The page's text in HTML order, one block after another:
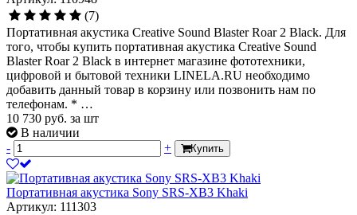
(7)
Портативная акустика Creative Sound Blaster Roar 2 Black. Для
того, чтобы купить портативная акустика Creative Sound
Blaster Roar 2 Black в интернет магазине фототехники,
цифровой и бытовой техники LINELA.RU необходимо
добавить данный товар в корзину или позвонить нам по
телефонам. * …
10 730 руб. за шт
В наличии
-
+ Купить
Портативная акустика Sony SRS-XB3 Khaki
Артикул: 111303